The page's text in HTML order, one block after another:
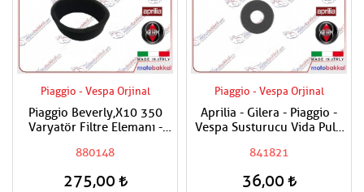
Piaggio - Vespa Orjinal
Piaggio Beverly,X10 350
Varyatör Filtre Elemanı -
880148
275,00
Piaggio - Vespa Orjinal
Aprilia - Gilera - Piaggio -
Vespa Susturucu Vida Pulu
841821
36,00